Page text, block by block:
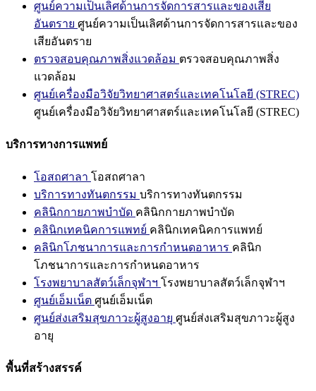
ศูนย์ความเป็นเลิศด้านการจัดการสารและของเสีย
อันตราย ศูนย์ความเป็นเลิศด้านการจัดการสารและของ
เสียอันตราย
ตรวจสอบคุณภาพสิ่งแวดล้อม ตรวจสอบคุณภาพสิ่ง
แวดล้อม
ศูนย์เครื่องมือวิจัยวิทยาศาสตร์และเทคโนโลยี (STREC)
ศูนย์เครื่องมือวิจัยวิทยาศาสตร์และเทคโนโลยี (STREC)
บริการทางการแพทย์
โอสถศาลา โอสถศาลา
บริการทางทันตกรรม บริการทางทันตกรรม
คลินิกกายภาพบำบัด คลินิกกายภาพบำบัด
คลินิกเทคนิคการแพทย์ คลินิกเทคนิคการแพทย์
คลินิกโภชนาการและการกำหนดอาหาร คลินิก
โภชนาการและการกำหนดอาหาร
โรงพยาบาลสัตว์เล็กจุฬาฯ โรงพยาบาลสัตว์เล็กจุฬาฯ
ศูนย์เอ็มเน็ต ศูนย์เอ็มเน็ต
ศูนย์ส่งเสริมสุขภาวะผู้สูงอายุ ศูนย์ส่งเสริมสุขภาวะผู้สูง
อายุ
พื้นที่สร้างสรรค์